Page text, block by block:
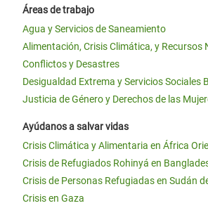
Áreas de trabajo
Agua y Servicios de Saneamiento
Alimentación, Crisis Climática, y Recursos
Conflictos y Desastres
Desigualdad Extrema y Servicios Sociales
Justicia de Género y Derechos de las
Ayúdanos a salvar vidas
Crisis Climática y Alimentaria en África
Crisis de Refugiados Rohinyá en
Crisis de Personas Refugiadas en Sudán
Crisis en Gaza